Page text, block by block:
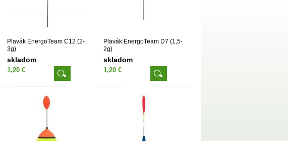
Plavák EnergoTeam C12 (2-
3g)
skladom
1,20 €
Plavák EnergoTeam D7 (1,5-
2g)
skladom
1,20 €